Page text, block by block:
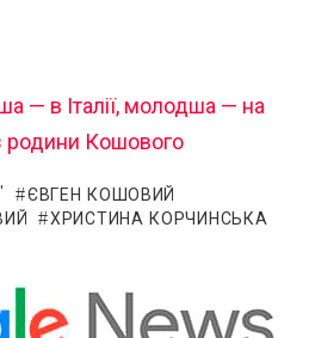
— в Італії, молодша — на
родини Кошового
ЄВГЕН КОШОВИЙ
ХРИСТИНА КОРЧИНСЬКА